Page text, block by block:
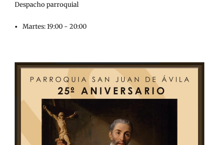
Despacho parroquial
Martes: 19:00 - 20:00